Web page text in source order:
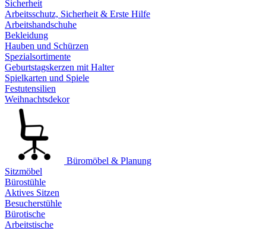
Sicherheit
Arbeitsschutz, Sicherheit & Erste Hilfe
Arbeitshandschuhe
Bekleidung
Hauben und Schürzen
Spezialsortimente
Geburtstagskerzen mit Halter
Spielkarten und Spiele
Festutensilien
Weihnachtsdekor
Büromöbel & Planung
Sitzmöbel
Bürostühle
Aktives Sitzen
Besucherstühle
Bürotische
Arbeitstische